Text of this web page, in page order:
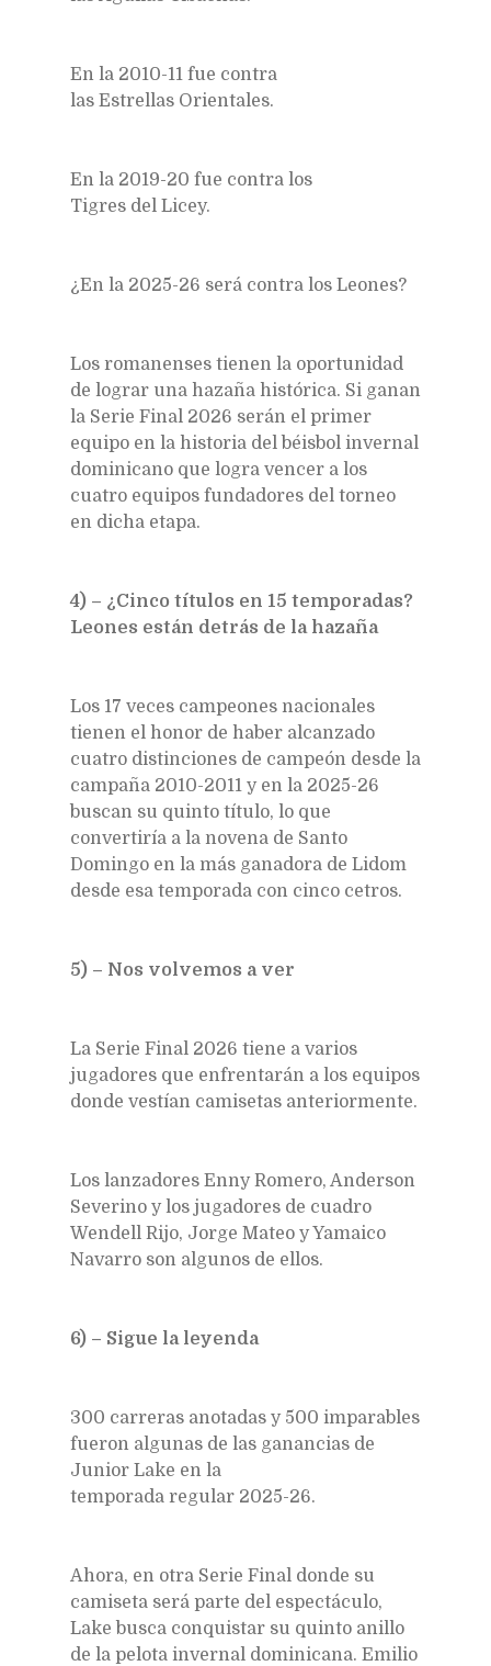
En la 2010-11 fue contra
las Estrellas Orientales.
En la 2019-20 fue contra los
Tigres del Licey.
¿En la 2025-26 será contra los Leones?
Los romanenses tienen la oportunidad
de lograr una hazaña histórica. Si ganan
la Serie Final 2026 serán el primer
equipo en la historia del béisbol invernal
dominicano que logra vencer a los
cuatro equipos fundadores del torneo
en dicha etapa.
4) – ¿Cinco títulos en 15 temporadas?
Leones están detrás de la hazaña
Los 17 veces campeones nacionales
tienen el honor de haber alcanzado
cuatro distinciones de campeón desde la
campaña 2010-2011 y en la 2025-26
buscan su quinto título, lo que
convertiría a la novena de Santo
Domingo en la más ganadora de Lidom
desde esa temporada con cinco cetros.
5) – Nos volvemos a ver
La Serie Final 2026 tiene a varios
jugadores que enfrentarán a los equipos
donde vestían camisetas anteriormente.
Los lanzadores Enny Romero, Anderson
Severino y los jugadores de cuadro
Wendell Rijo, Jorge Mateo y Yamaico
Navarro son algunos de ellos.
6) – Sigue la leyenda
300 carreras anotadas y 500 imparables
fueron algunas de las ganancias de
Junior Lake en la
temporada regular 2025-26.
Ahora, en otra Serie Final donde su
camiseta será parte del espectáculo,
Lake busca conquistar su quinto anillo
de la pelota invernal dominicana. Emilio